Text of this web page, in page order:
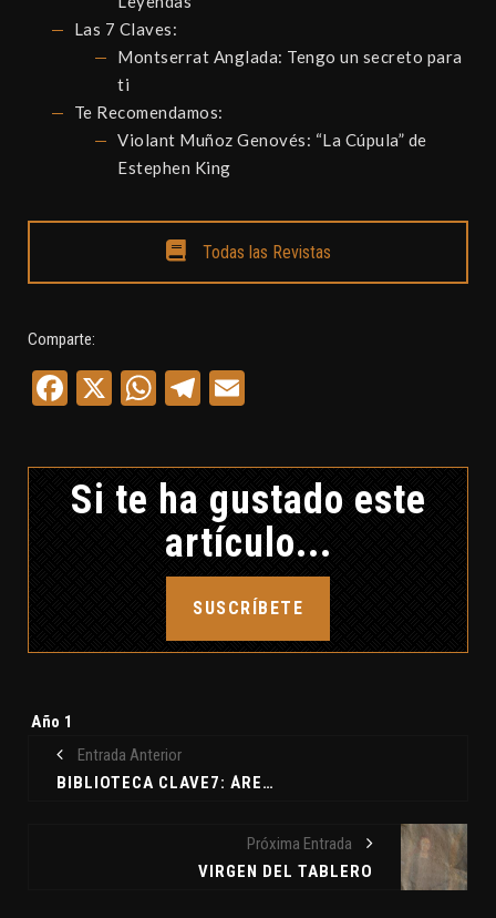
Las 7 Claves:
Montserrat Anglada: Tengo un secreto para
ti
Te Recomendamos:
Violant Muñoz Genovés: “La Cúpula” de
Estephen King
Todas las Revistas
Comparte:
Facebook
X WhatsApp
Telegram
Si te ha gustado este
artículo...
SUSCRÍBETE
Etiquetas:
Año 1
Entrada Anterior
BIBLIOTECA CLAVE7: ÁREA 51, DE DAVID BENITO.
Próxima Entrada
VIRGEN DEL TABLERO